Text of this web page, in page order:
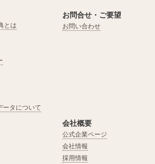
とは
ータについて
お問合せ・ご要望
お問い合わせ
会社概要
公式企業ページ
会社情報
採用情報